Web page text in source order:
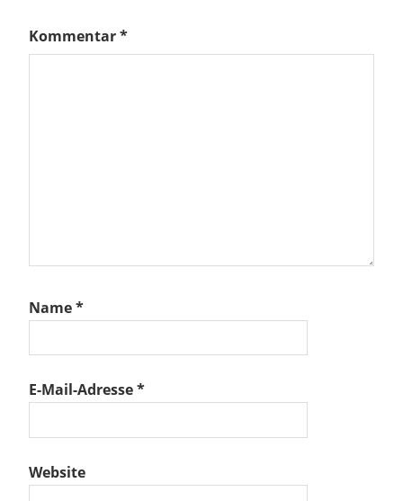
Kommentar*
Name*
E-Mail-Adresse*
Website